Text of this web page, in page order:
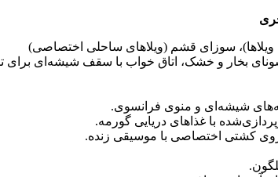
سوزای قشم (ویلاهای ساحلی اختصاصی)
سونای بخار و خشک، اتاق خواب با سقف شیشه‌ای
شیشه‌ای و منوی فرانسوی.
با غذاهای دریایی گورمه.
کشتی اختصاصی با موسیقی زنده.